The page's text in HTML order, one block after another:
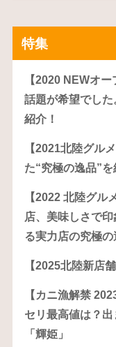
特集
【2020 NEWオ
話題が希望でし
紹介！
【2021北陸グル
た“究極の逸品”
【2022 北陸グル
店、美味しさで
る実力店の究極の
【2025北陸新店
【カニ漁解禁
セリ最高値は？
「輝姫」